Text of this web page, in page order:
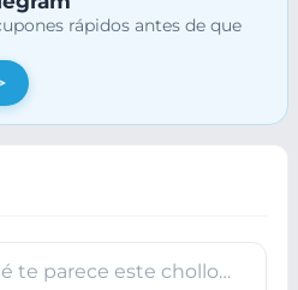
rápidos antes de que
te parece este chollo…